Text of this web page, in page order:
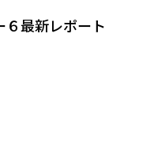
最新レポート